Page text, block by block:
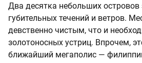
Два десятка небольших
губительных течений и ветров.
девственно чистым, что и
золотоносных устриц. Впрочем,
ближайший мегаполис —